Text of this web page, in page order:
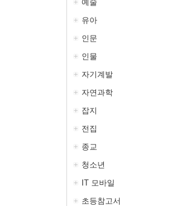
예술
유아
인문
인물
자기계발
자연과학
잡지
전집
종교
청소년
IT 모바일
초등참고서